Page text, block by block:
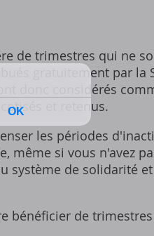
de trimestres qui ne
gratuitement par la
donc considérés
et retenus.
les périodes
même si vous n'avez
système de solidarité
bénéficier de trimestres